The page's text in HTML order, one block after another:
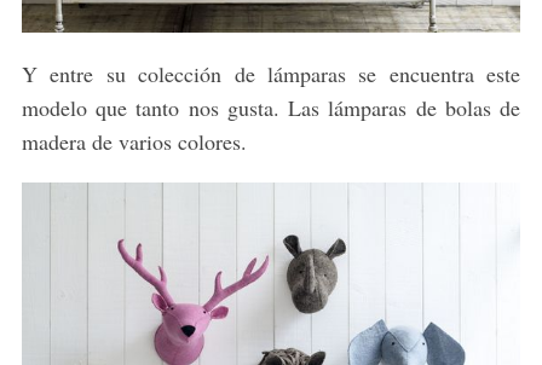
Y entre su colección de lámparas se encuentra este
modelo que tanto nos gusta. Las lámparas de bolas de
madera de varios colores.